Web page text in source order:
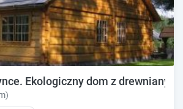
Ekologiczny dom z